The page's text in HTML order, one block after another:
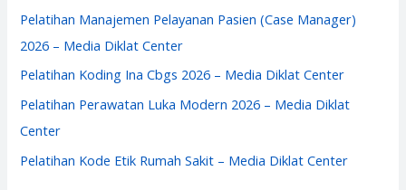
o
r
Pelatihan Manajemen Pelayanan Pasien (Case Manager)
2026 – Media Diklat Center
Pelatihan Koding Ina Cbgs 2026 – Media Diklat Center
Pelatihan Perawatan Luka Modern 2026 – Media Diklat
Center
Pelatihan Kode Etik Rumah Sakit – Media Diklat Center